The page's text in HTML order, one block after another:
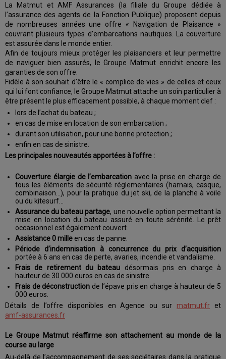
La Matmut et AMF Assurances (la filiale du Groupe dédiée à
l’assurance des agents de la Fonction Publique) proposent depuis
de nombreuses années une offre « Navigation de Plaisance »
couvrant plusieurs types d’embarcations nautiques. La couverture
est assurée dans le monde entier.
Afin de toujours mieux protéger les plaisanciers et leur permettre
de naviguer bien assurés, le Groupe Matmut enrichit encore les
garanties de son offre.
Fidèle à son souhait d’être le « complice de vies » de celles et ceux
qui lui font confiance, le Groupe Matmut attache un soin particulier à
être présent le plus efficacement possible, à chaque moment clef :
lors de l’achat du bateau ;
en cas de mise en location de son embarcation ;
durant son utilisation, pour une bonne protection ;
enfin en cas de sinistre.
Les principales nouveautés apportées à l’offre :
Couverture élargie de l’embarcation avec la prise en charge de
tous les éléments de sécurité réglementaires (harnais, casque,
combinaison…), pour la pratique du jet ski, de la planche à voile
ou du kitesurf…
Assurance du bateau partage, une nouvelle option permettant la
mise en location du bateau assuré en toute sérénité. Le prêt
occasionnel est également couvert.
Assistance 0 mille en cas de panne.
Période d’indemnisation à concurrence du prix d’acquisition
portée à 6 ans en cas de perte, avaries, incendie et vandalisme.
Frais de retirement du bateau désormais pris en charge à
hauteur de 30 000 euros en cas de sinistre.
Frais de déconstruction de l’épave pris en charge à hauteur de 5
000 euros.
Détails de l’offre disponibles en Agence ou sur matmut.fr et
amf-assurances.fr
Le Groupe Matmut réaffirme son attachement au monde de la
course au large
Au-delà de l’accompagnement de ses sociétaires dans la pratique